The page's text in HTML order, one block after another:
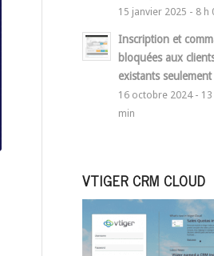
15 janvier 2025 - 8 h
Inscription et
bloquées aux
existants seulement
16 octobre 2024 - 13
min
VTIGER CRM CLOUD